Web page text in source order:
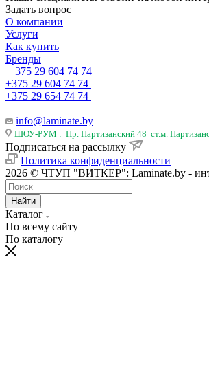
Задать вопрос
О компании
Услуги
Как купить
Бренды
+375 29 604 74 74
+375 29 604 74 74
+375 29 654 74 74
info@laminate.by
ШОУ-РУМ : Пр. Партизанский 48 ст.м.
Подписаться на рассылку
Политика конфиденциальности
2026 © ЧТУП "ВИТКЕР": Laminate.by -
Найти
Каталог
По всему сайту
По каталогу